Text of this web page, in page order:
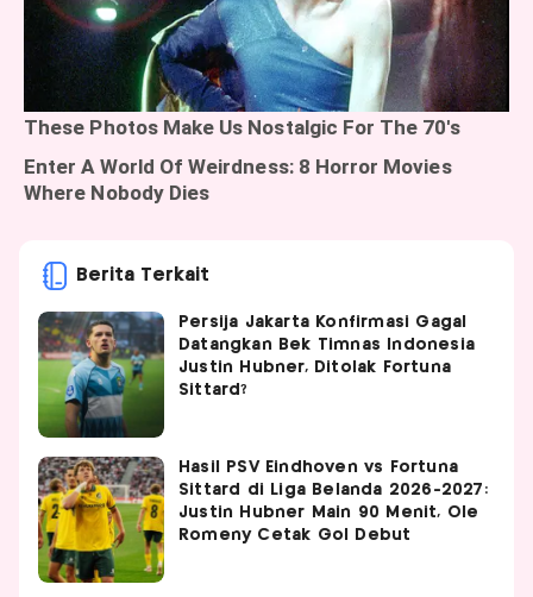
Berita Terkait
Persija Jakarta Konfirmasi Gagal
Datangkan Bek Timnas Indonesia
Justin Hubner, Ditolak Fortuna
Sittard?
Hasil PSV Eindhoven vs Fortuna
Sittard di Liga Belanda 2026-2027:
Justin Hubner Main 90 Menit, Ole
Romeny Cetak Gol Debut